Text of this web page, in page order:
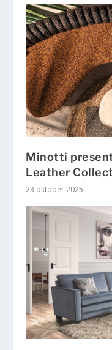
Minotti
Leather
23 oktober 2025